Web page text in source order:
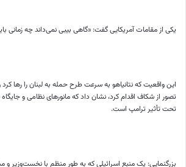
یکی از مقامات آمریکایی گفت: «گاهی بیبی نمی‌داند چه زمانی
این واقعیت که نتانیاهو به سرعت طرح حمله به لبنان را رها کرد
تصور از شکاف اقدام کرد، نشان داد که مانورهای نظامی و
تحت تأثیر ترامپ است.
بزرگنمایی: یک منبع اسرائیلی که به طور منظم با نخست‌وزیر